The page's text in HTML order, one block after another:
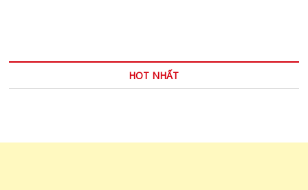
HOT NHẤT